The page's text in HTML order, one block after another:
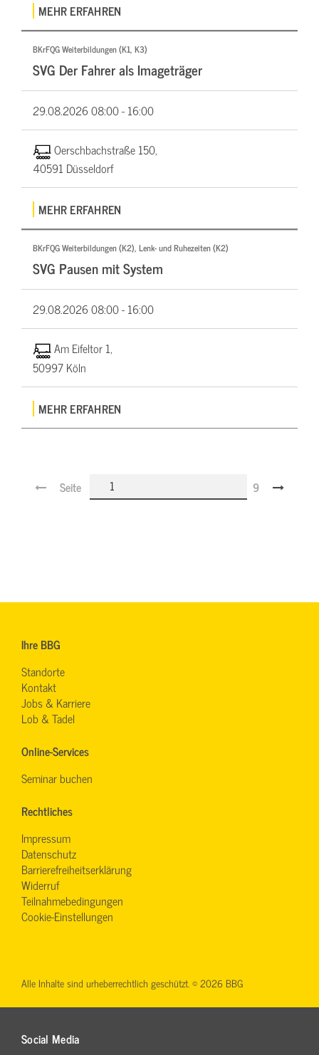
MEHR ERFAHREN
BKrFQG Weiterbildungen (K1, K3)
SVG Der Fahrer als Imageträger
29.08.202608:00 - 16:00
Oerschbachstraße 150,
40591 Düsseldorf
MEHR ERFAHREN
BKrFQG Weiterbildungen (K2), Lenk- und Ruhezeiten (K2)
SVG Pausen mit System
29.08.202608:00 - 16:00
Am Eifeltor 1,
50997 Köln
MEHR ERFAHREN
Seite 9
Ihre BBG
Standorte
Kontakt
Jobs & Karriere
Lob & Tadel
Online-Services
Seminar buchen
Rechtliches
Impressum
Datenschutz
Barrierefreiheitserklärung
Widerruf
Teilnahmebedingungen
Cookie-Einstellungen
Social Media
Alle Inhalte sind urheberrechtlich geschützt. © 2026 BBG